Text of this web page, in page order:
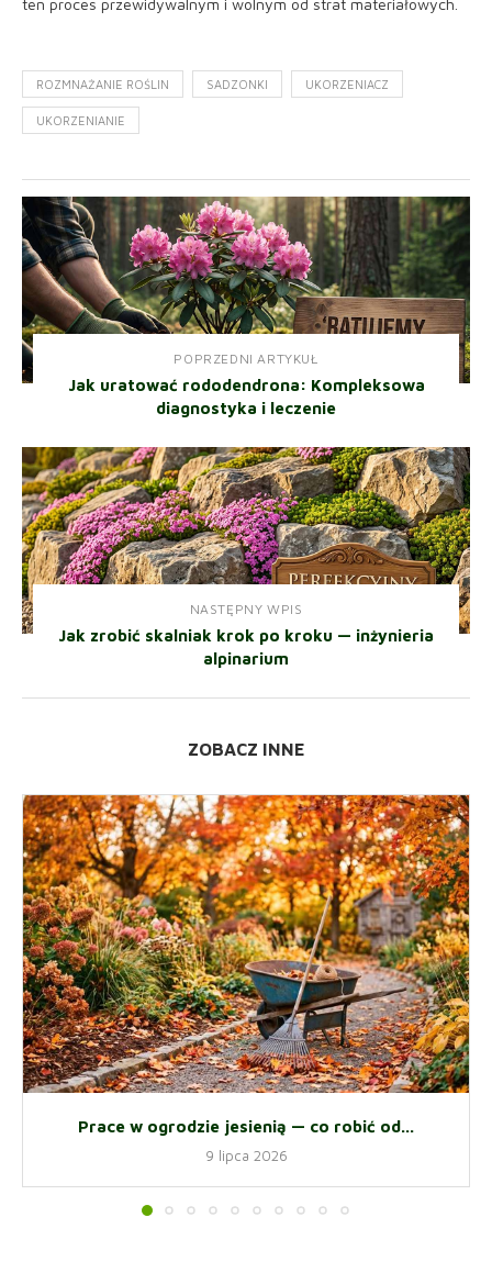
ten proces przewidywalnym i wolnym od strat materiałowych.
ROZMNAŻANIE ROŚLIN SADZONKI UKORZENIACZ
UKORZENIANIE
POPRZEDNI ARTYKUŁ
Jak uratować rododendrona: Kompleksowa
diagnostyka i leczenie
NASTĘPNY WPIS
Jak zrobić skalniak krok po kroku — inżynieria
alpinarium
ZOBACZ INNE
Prace w ogrodzie jesienią — co robić od...
9 lipca 2026